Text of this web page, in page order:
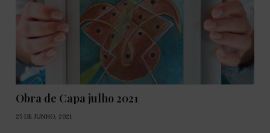
Obra de Capa julho 2021
25 DE JUNHO, 2021